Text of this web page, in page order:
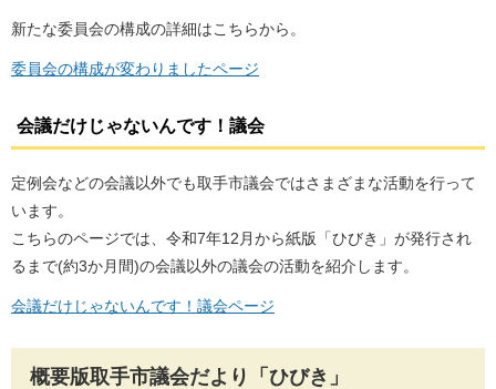
新たな委員会の構成の詳細はこちらから。
委員会の構成が変わりましたページ
会議だけじゃないんです！議会
定例会などの会議以外でも取手市議会ではさまざまな活動を行って
います。
こちらのページでは、令和7年12月から紙版「ひびき」が発行され
るまで(約3か月間)の会議以外の議会の活動を紹介します。
会議だけじゃないんです！議会ページ
概要版取手市議会だより「ひびき」